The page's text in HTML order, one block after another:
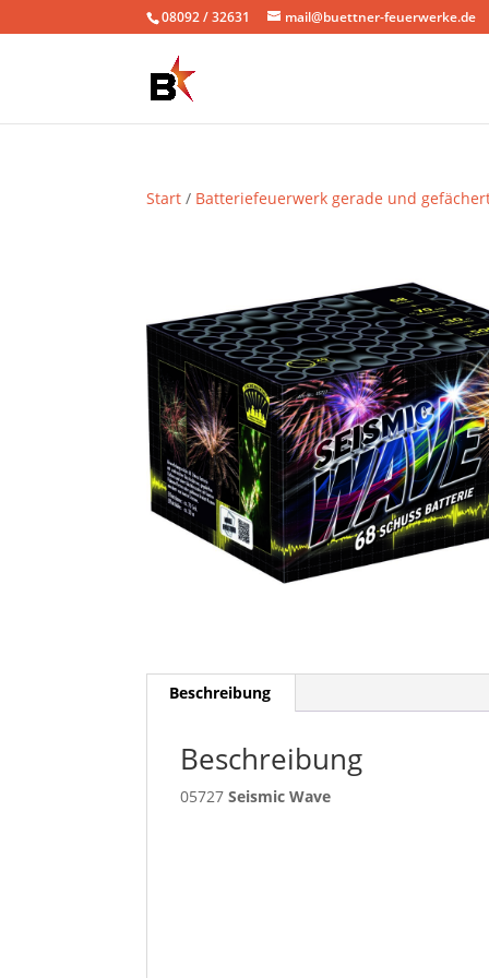
08092 / 32631 mail@buettner-feuerwerke.de
Start / Batteriefeuerwerk gerade und
Beschreibung
Beschreibung
05727Seismic Wave